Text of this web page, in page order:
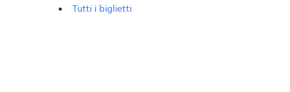
Tutti i biglietti